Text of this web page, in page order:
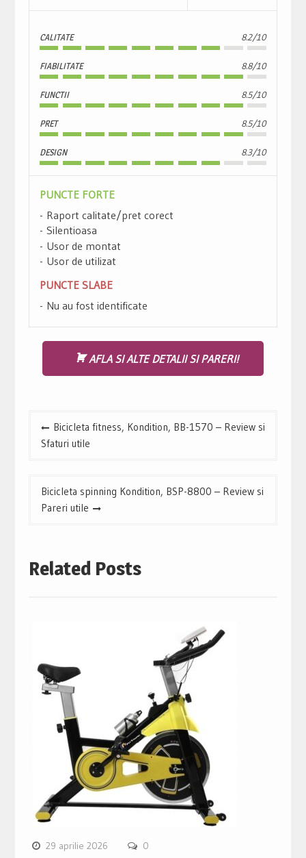
CALITATE 8.2/10
FIABILITATE 8.8/10
FUNCTII 8.5/10
PRET 8.5/10
DESIGN 8.3/10
PUNCTE FORTE
Raport calitate/pret corect
Silentioasa
Usor de montat
Usor de utilizat
PUNCTE SLABE
Nu au fost identificate
AFLA SI ALTE DETALII SI PARERI!
Navigare
Bicicleta fitness, Kondition, BB-1570 – Review si
Sfaturi utile
Bicicleta spinning Kondition, BSP-8800 – Review si
Pareri utile
Related Posts
29 aprilie 2026 0